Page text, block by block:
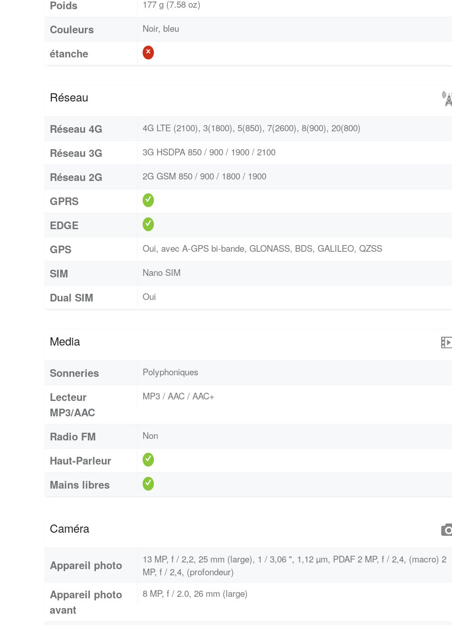
Poids 177 g (7.58 oz)
Couleurs Noir, bleu
étanche
Réseau
Réseau 4G 4G LTE (2100), 3(1800), 5(850), 7(2600), 8(900), 20(800)
Réseau 3G 3G HSDPA 850 / 900 / 1900 / 2100
Réseau 2G 2G GSM 850 / 900 / 1800 / 1900
GPRS
EDGE
GPS
Oui, avec A-GPS bi-bande, GLONASS, BDS, GALILEO, QZSS
SIM Nano SIM
Dual SIM Oui
Media
Sonneries Polyphoniques
Lecteur
MP3/AAC
MP3 / AAC / AAC+
Radio FM Non
Haut-Parleur
Mains libres
Caméra
Appareil photo
13 MP, f / 2,2, 25 mm (large), 1 / 3,06 ", 1,12 µm, PDAF 2 MP, f / 2,4, (macro) 2
MP, f / 2,4, (profondeur)
Appareil photo
avant
8 MP, f / 2.0, 26 mm (large)